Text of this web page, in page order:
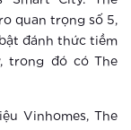
quan trọng số 5,
đánh thức tiềm
trong đó có The
Vinhomes, The
sống mới